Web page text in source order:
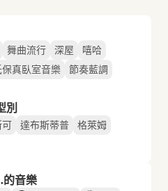
舞曲流行 深屋
嘻哈
保真臥室音樂
節奏藍調
別
可 達布斯蒂普
格萊姆
音樂